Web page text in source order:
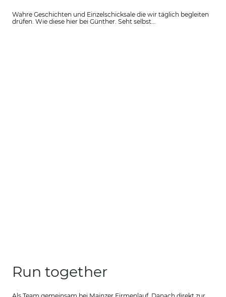
Wahre Geschichten und Einzelschicksale die wir täglich begleiten
drüfen. Wie diese hier bei Günther. Seht selbst...
Run together